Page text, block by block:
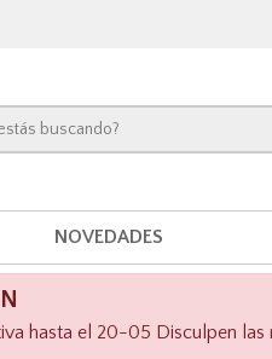
NOVEDADES
hasta el 20-05 Disculpen las